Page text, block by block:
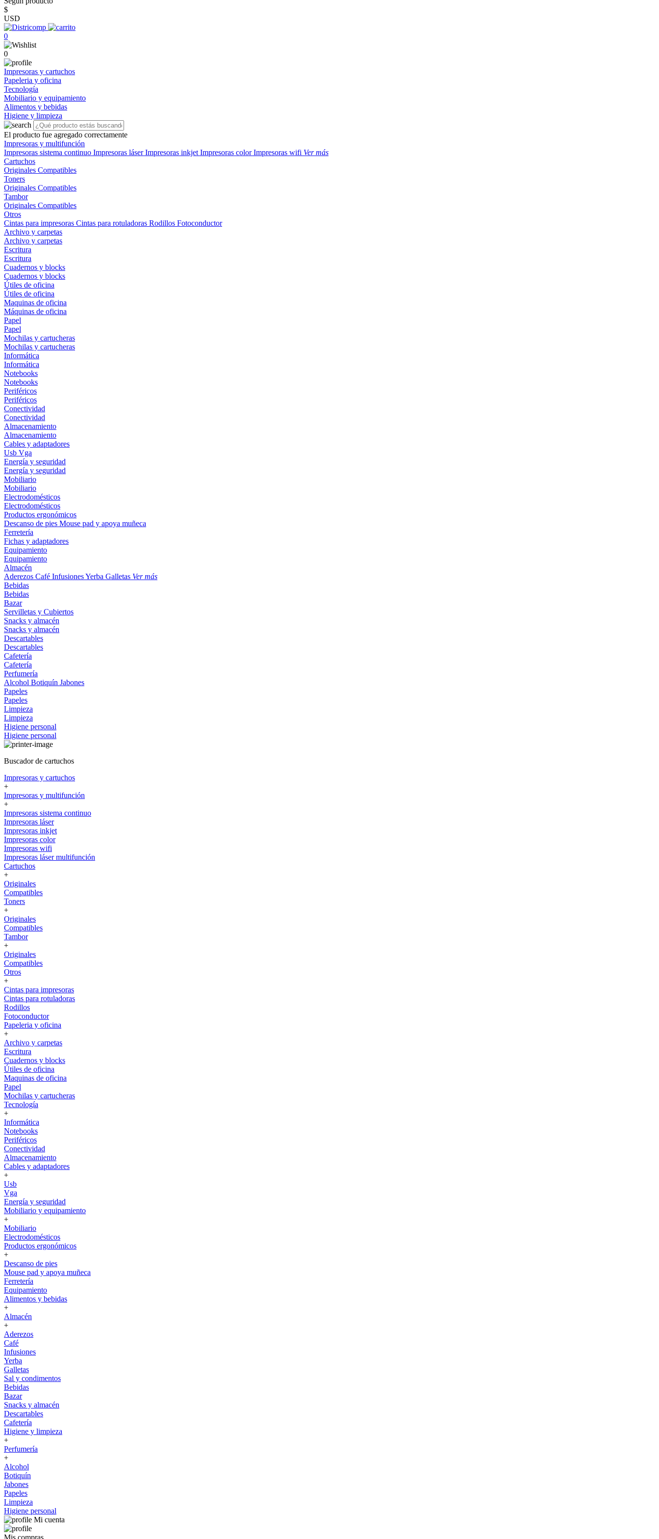
$
USD
0
0
Impresoras y cartuchos
Papeleria y oficina
Tecnología
Mobiliario y equipamiento
Alimentos y bebidas
Higiene y limpieza
El producto fue agregado correctamente
Impresoras y multifunción
Impresoras sistema continuo Impresoras láserImpresoras inkjet Impresoras colorImpresoras wifi Ver más
Cartuchos
Originales Compatibles
Toners
Originales Compatibles
Tambor
Originales Compatibles
Otros
Cintas para impresoras Cintas para rotuladoras Rodillos Fotoconductor
Archivo y carpetas
Archivo y carpetas
Escritura
Escritura
Cuadernos y blocks
Cuadernos y blocks
Útiles de oficina
Útiles de oficina
Maquinas de oficina
Máquinas de oficina
Papel
Papel
Mochilas y cartucheras
Mochilas y cartucheras
Informática
Informática
Notebooks
Notebooks
Periféricos
Periféricos
Conectividad
Conectividad
Almacenamiento
Almacenamiento
Cables y adaptadores
Usb Vga
Energía y seguridad
Energía y seguridad
Mobiliario
Mobiliario
Electrodomésticos
Electrodomésticos
Productos ergonómicos
Descanso de pies Mouse pad y apoya muñeca
Ferretería
Fichas y adaptadores
Equipamiento
Equipamiento
Almacén
Aderezos Café InfusionesYerba Galletas Ver más
Bebidas
Bebidas
Bazar
Servilletas y Cubiertos
Snacks y almacén
Snacks y almacén
Descartables
Descartables
Cafetería
Cafetería
Perfumería
Alcohol Botiquín Jabones
Papeles
Papeles
Limpieza
Limpieza
Higiene personal
Higiene personal
Buscador de cartuchos
Impresoras y cartuchos
+
Impresoras y multifunción
+
Impresoras sistema continuo
Impresoras láser
Impresoras inkjet
Impresoras color
Impresoras wifi
Impresoras láser multifunción
Cartuchos
+
Originales
Compatibles
Toners
+
Originales
Compatibles
Tambor
+
Originales
Compatibles
Otros
+
Cintas para impresoras
Cintas para rotuladoras
Rodillos
Fotoconductor
Papeleria y oficina
+
Archivo y carpetas
Escritura
Cuadernos y blocks
Útiles de oficina
Maquinas de oficina
Papel
Mochilas y cartucheras
Tecnología
+
Informática
Notebooks
Periféricos
Conectividad
Almacenamiento
Cables y adaptadores
+
Usb
Vga
Energía y seguridad
Mobiliario y equipamiento
+
Mobiliario
Electrodomésticos
Productos ergonómicos
+
Descanso de pies
Mouse pad y apoya muñeca
Ferretería
Equipamiento
Alimentos y bebidas
+
Almacén
+
Aderezos
Café
Infusiones
Yerba
Galletas
Sal y condimentos
Bebidas
Bazar
Snacks y almacén
Descartables
Cafetería
Higiene y limpieza
+
Perfumería
+
Alcohol
Botiquín
Jabones
Papeles
Limpieza
Higiene personal
Mi cuenta
Mis compras